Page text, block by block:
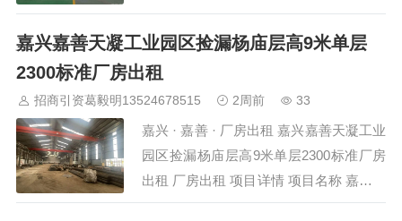
目名称 嘉兴嘉善惠民工业园区独门独院
单层现房22块租1012000㎡ 所在位置 嘉
兴-嘉善-惠民工业园区 建筑面积 12000㎡
嘉兴嘉善天凝工业园区捡漏杨庙层高9米单层
2300标准厂房出租
招商引资葛毅明13524678515 2周前 33
嘉兴 · 嘉善 · 厂房出租 嘉兴嘉善天凝工业
园区捡漏杨庙层高9米单层2300标准厂房
出租 厂房出租 项目详情 项目名称 嘉兴嘉
善天凝工业园区捡漏杨庙层高9米单层